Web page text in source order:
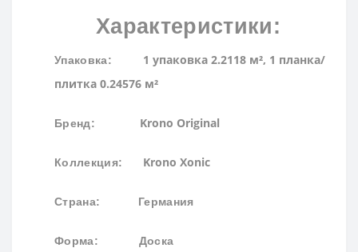
Характеристики:
Упаковка: 1 упаковка 2.2118 м², 1 планка/
плитка 0.24576 м²
Бренд: Krono Original
Коллекция: Krono Xonic
Страна: Германия
Форма: Доска